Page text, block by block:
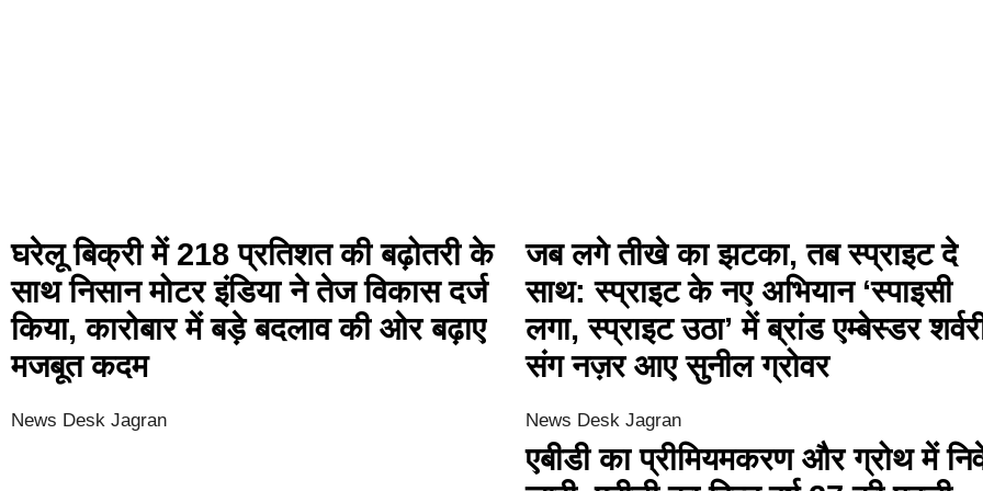
घरेलू बिक्री में 218 प्रतिशत की बढ़ोतरी के
साथ निसान मोटर इंडिया ने तेज विकास दर्ज
किया, कारोबार में बड़े बदलाव की ओर बढ़ाए
मजबूत कदम
News Desk Jagran
जब लगे तीखे का झटका, तब स्प्राइट दे
साथ: स्प्राइट के नए अभियान ‘स्पाइसी
लगा, स्प्राइट उठा’ में ब्रांड एम्बेस्डर
संग नज़र आए सुनील ग्रोवर
News Desk Jagran
एबीडी का प्रीमियमकरण और ग्रोथ में